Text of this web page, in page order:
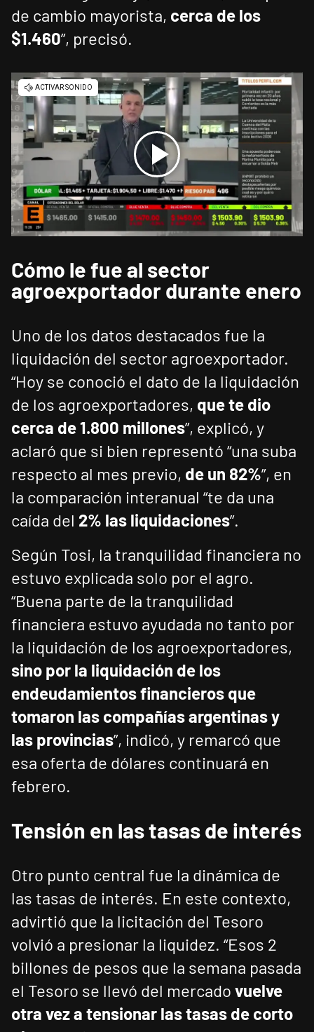
de cambio mayorista, cerca de los
$1.460”, precisó.
Cómo le fue al sector
agroexportador durante enero
Uno de los datos destacados fue la
liquidación del sector agroexportador.
“Hoy se conoció el dato de la liquidación
de los agroexportadores, que te dio
cerca de 1.800 millones”, explicó, y
aclaró que si bien representó “una suba
respecto al mes previo, de un 82%”, en
la comparación interanual “te da una
caída del 2% las liquidaciones”.
Según Tosi, la tranquilidad financiera no
estuvo explicada solo por el agro.
“Buena parte de la tranquilidad
financiera estuvo ayudada no tanto por
la liquidación de los agroexportadores,
sino por la liquidación de los
endeudamientos financieros que
tomaron las compañías argentinas y
las provincias”, indicó, y remarcó que
esa oferta de dólares continuará en
febrero.
Tensión en las tasas de interés
Otro punto central fue la dinámica de
las tasas de interés. En este contexto,
advirtió que la licitación del Tesoro
volvió a presionar la liquidez. “Esos 2
billones de pesos que la semana pasada
el Tesoro se llevó del mercado vuelve
otra vez a tensionar las tasas de corto